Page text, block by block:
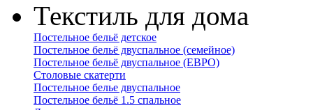
Текстиль для дома
Постельное бельё детское
Постельное бельё двуспальное (семейное)
Постельное бельё двуспальное (ЕВРО)
Столовые скатерти
Постельное белье двуспальное
Постельное бельё 1.5 спальное